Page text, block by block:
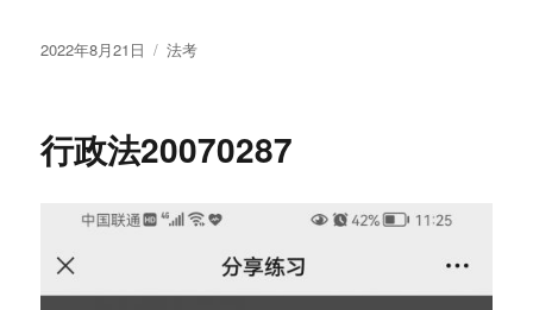
发
2022年8月21日
分
法考
行政法20070287